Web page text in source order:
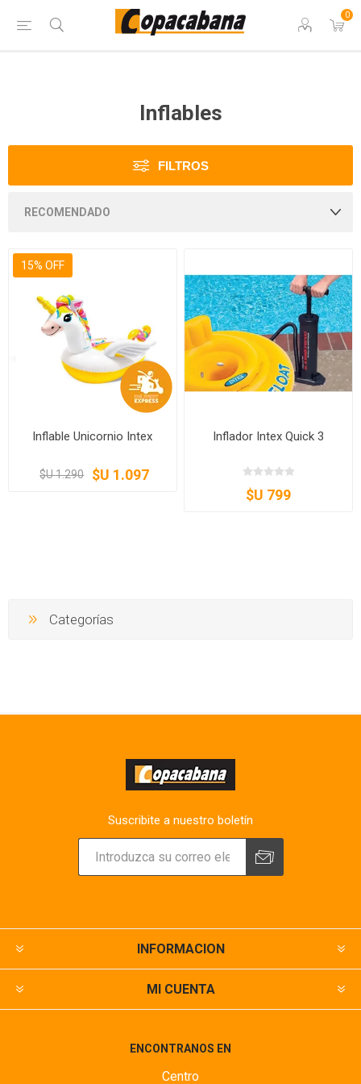
0
Inflables
FILTROS
15% OFF
Inflable Unicornio Intex
$U 1.290 $U 1.097
Inflador Intex Quick 3
$U 799
Categorías
Suscribite a nuestro boletín
INFORMACION
MI CUENTA
ENCONTRANOS EN
Centro